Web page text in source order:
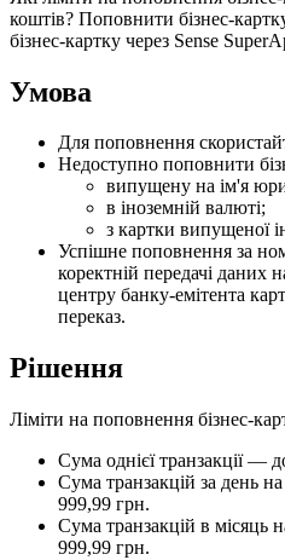
коштів? Поповнити бізнес-картк
бізнес-картку через Sense
Умова
Для поповнення скористай
Недоступно поповнити біз
випущену на ім'я юр
в іноземній валюті;
з картки випущеної і
Успішне поповнення за но
коректній передачі даних н
центру банку-емітента карт
переказ.
Рішення
Ліміти на поповнення бізнес-кар
Сума однієї транзакції — д
Сума транзакцій за день на
999,99 грн.
Сума транзакцій в місяць н
999,99 грн.